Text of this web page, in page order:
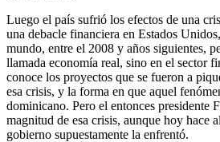
Luego el país sufrió los efectos de una
una debacle financiera en Estados
mundo, entre el 2008 y años siguientes,
llamada economía real, sino en el sector
conoce los proyectos que se fueron a
esa crisis, y la forma en que aquel
dominicano. Pero el entonces presidente
magnitud de esa crisis, aunque hoy hace
gobierno supuestamente la enfrentó.